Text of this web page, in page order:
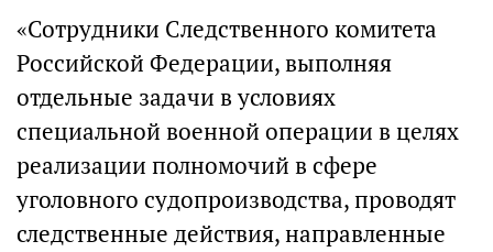
«Сотрудники Следственного комитета
Российской Федерации, выполняя
отдельные задачи в условиях
специальной военной операции в целях
реализации полномочий в сфере
уголовного судопроизводства, проводят
следственные действия, направленные